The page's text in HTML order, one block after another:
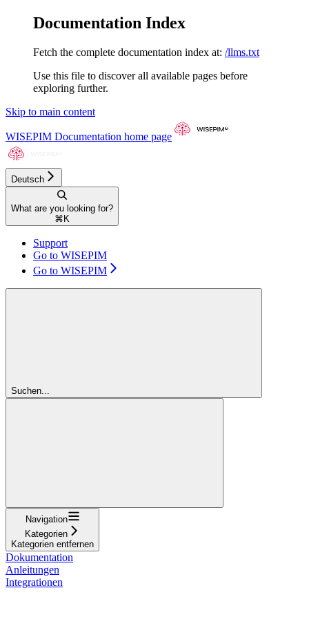
Documentation Index
Fetch the complete documentation index at: /llms.txt
Use this file to discover all available pages before
exploring further.
Skip to main content
WISEPIM Documentation home page
Deutsch
What are you looking for?
⌘ K
Support
Go to WISEPIM
Go to WISEPIM
Suchen...
Navigation
Kategorien
Kategorien entfernen
Dokumentation
Anleitungen
Integrationen